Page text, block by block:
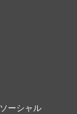
ソーシャル